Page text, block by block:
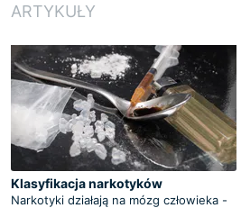
ARTYKUŁY
Klasyfikacja narkotyków
Narkotyki działają na mózg człowieka -